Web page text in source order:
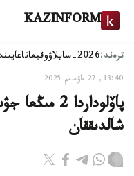
KAZINFORM
ترەند:2026-سايلاۋ وقيعا
13:40, 27 ماۋسىم 2025
پاۆلوداردا
شالدىققان